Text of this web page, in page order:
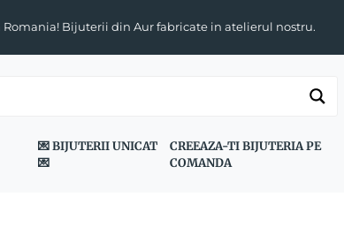
Bijuterii din Aur fabricate in atelierul nostru.
💌 BIJUTERII UNICAT
💌
CREEAZA-TI BIJUTERIA PE
COMANDA